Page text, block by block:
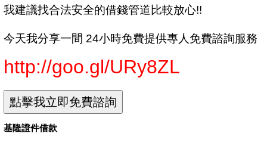
我建議找合法安全的借錢管道比較放心!!
今天我分享一間 24小時免費提供專人免費諮詢服務
http://goo.gl/URy8ZL
基隆證件借款